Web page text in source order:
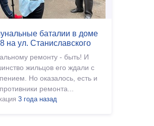
баталии в доме
на ул. Станиславского
ремонту - быть! И
жильцов его ждали с
Но оказалось, есть и
ремонта...
3 года назад